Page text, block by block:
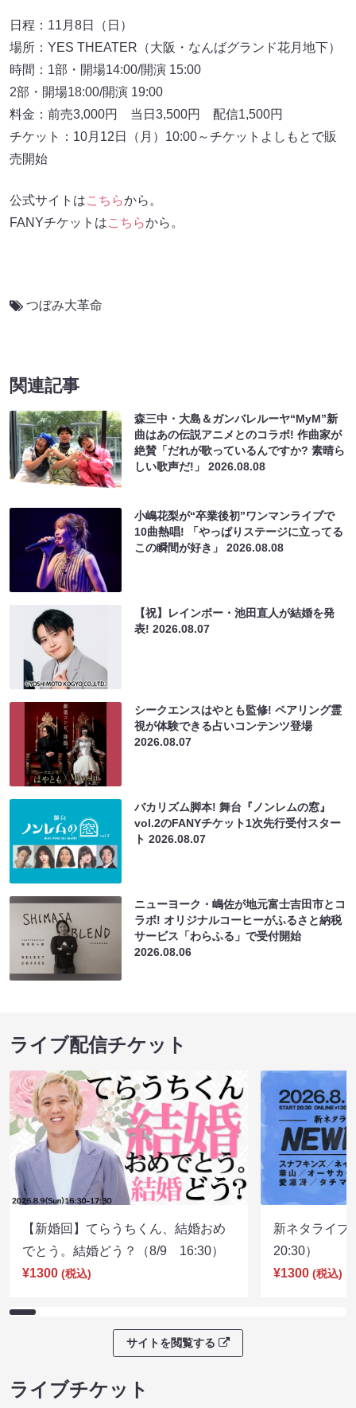
日程：11月8日（日）
場所：YES THEATER（大阪・なんばグランド花月地下）
時間：1部・開場14:00/開演 15:00
2部・開場18:00/開演 19:00
料金：前売3,000円 当日3,500円 配信1,500円
チケット：10月12日（月）10:00～チケットよしもとで販
売開始
公式サイトはこちらから。
FANYチケットはこちらから。
つぼみ大革命
関連記事
森三中・大島＆ガンバレルーヤ“MyM”新
曲はあの伝説アニメとのコラボ! 作曲家が
絶賛「だれが歌っているんですか? 素晴ら
しい歌声だ!」2026.08.08
小嶋花梨が“卒業後初”ワンマンライブで
10曲熱唱! 「やっぱりステージに立ってる
この瞬間が好き」2026.08.08
【祝】レインボー・池田直人が結婚を発
表!2026.08.07
シークエンスはやとも監修! ペアリング霊
視が体験できる占いコンテンツ登場
2026.08.07
バカリズム脚本! 舞台『ノンレムの窓』
vol.2のFANYチケット1次先行受付スター
ト2026.08.07
ニューヨーク・嶋佐が地元富士吉田市とコ
ラボ! オリジナルコーヒーがふるさと納税
サービス「わらふる」で受付開始
2026.08.06
ライブ配信チケット
【新婚回】てらうちくん、結婚おめ
でとう。結婚どう？（8/9 16:30）
¥1300 (税込)
新ネタライ
20:30）
¥1300 (税込)
サイトを閲覧する
ライブチケット